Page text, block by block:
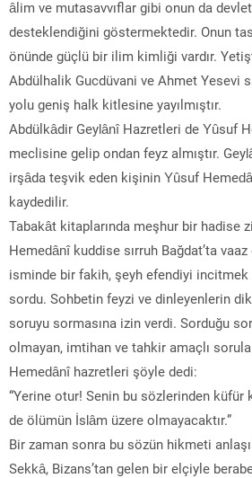
âlim ve mutasavvıflar gibi onun da
desteklendiğini göstermektedir. Onun
önünde güçlü bir ilim kimliği vardır.
Abdülhalik Gucdüvani ve Ahmet Yesevi
yolu geniş halk kitlesine yayılmıştır.
Abdülkâdir Geylânî Hazretleri de Yûsuf
meclisine gelip ondan feyz almıştır.
irşâda teşvik eden kişinin Yûsuf
kaydedilir.
Tabakât kitaplarında meşhur bir hadise
Hemedânî kuddise sırruh Bağdat’ta
isminde bir fakih, şeyh efendiyi
sordu. Sohbetin feyzi ve dinleyenlerin
soruyu sormasına izin verdi. Sorduğu
olmayan, imtihan ve tahkir amaçlı
Hemedânî hazretleri şöyle dedi:
“Yerine otur! Senin bu sözlerinden küfür
de ölümün İslâm üzere olmayacaktır.”
Bir zaman sonra bu sözün hikmeti
Sekkâ, Bizans’tan gelen bir elçiyle